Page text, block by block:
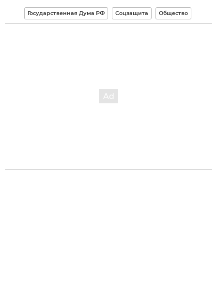
Государственная Дума РФ Соцзащита Общество